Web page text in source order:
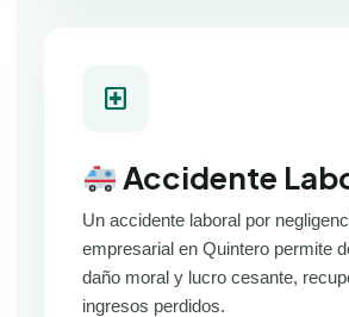
local_hospital
Accidente
Un accidente laboral por
empresarial en Quintero permite
daño moral y lucro cesante,
ingresos perdidos.